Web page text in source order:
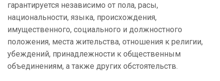
гарантируется независимо от пола, расы,
национальности, языка, происхождения,
имущественного, социального и должностного
положения, места жительства, отношения к религии,
убеждений, принадлежности к общественным
объединениям, а также других обстоятельств.